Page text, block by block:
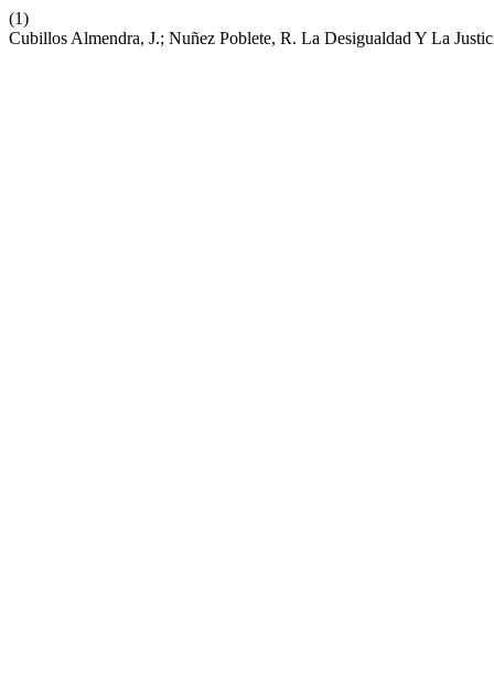
(1)
Cubillos Almendra, J.; Nuñez Poblete, R. La Desigualdad Y La